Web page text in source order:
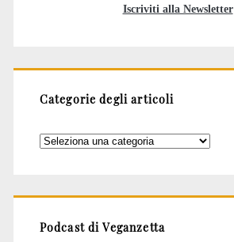
Iscriviti alla Newsletter
Categorie degli articoli
Categorie
Podcast di Veganzetta